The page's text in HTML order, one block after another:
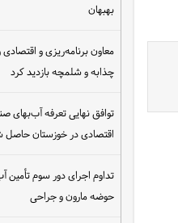
بهبهان
معاون برنامه‌ریزی و اقتصادی
چذابه و شلمچه بازدید کرد
توافق نهایی تعرفه آب‌بهای
اقتصادی در خوزستان
تداوم اجرای دور سوم
حوضه مارون و جراحی